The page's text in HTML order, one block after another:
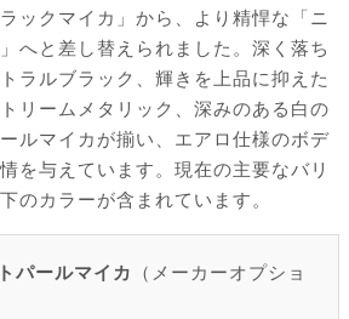
ックマイカ」から、より精悍な「ニ
へと差し替えられました。深く落ち
ラルブラック、輝きを上品に抑えた
リームメタリック、深みのある白の
ルマイカが揃い、エアロ仕様のボデ
を与えています。現在の主要なバリ
のカラーが含まれています。
パールマイカ （メーカーオプショ